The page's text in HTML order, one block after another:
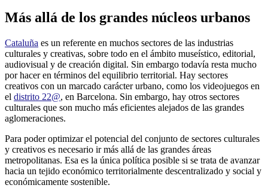
Más allá de los grandes núcleos urbanos
Cataluña es un referente en muchos sectores de las industrias
culturales y creativas, sobre todo en el ámbito museístico, editorial,
audiovisual y de creación digital. Sin embargo todavía resta mucho
por hacer en términos del equilibrio territorial. Hay sectores
creativos con un marcado carácter urbano, como los videojuegos en
el distrito 22@, en Barcelona. Sin embargo, hay otros sectores
culturales que son mucho más eficientes alejados de las grandes
aglomeraciones.
Para poder optimizar el potencial del conjunto de sectores culturales
y creativos es necesario ir más allá de las grandes áreas
metropolitanas. Esa es la única política posible si se trata de avanzar
hacia un tejido económico territorialmente descentralizado y social y
económicamente sostenible.